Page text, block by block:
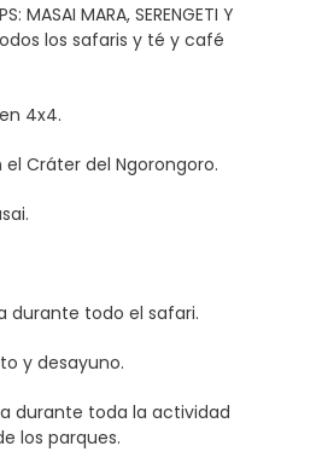
MASAI MARA, SERENGETI Y
los safaris y té y café
4x4.
Cráter del Ngorongoro.
durante todo el safari.
y desayuno.
durante toda la actividad
los parques.